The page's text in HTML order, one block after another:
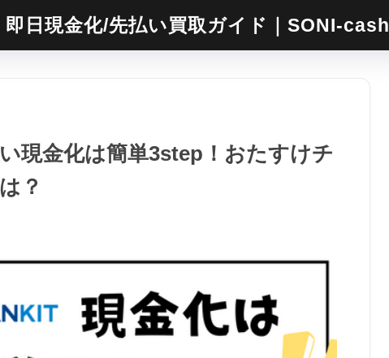
即日現金化/先払い買取ガイド｜SONI-cash
現金化は簡単3step！おたすけチ
？